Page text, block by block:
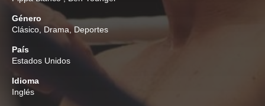
Género
Clásico Drama Deportes
País
Estados Unidos
Idioma
Inglés